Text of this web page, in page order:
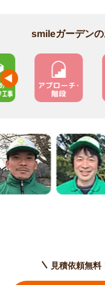
smileガーデン
見積依頼無料